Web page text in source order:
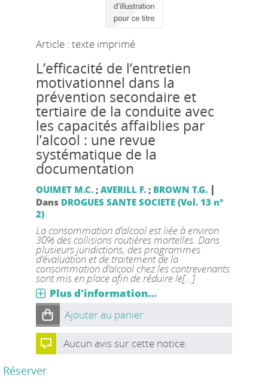
Article : texte imprimé
L’efficacité de l’entretien
motivationnel dans la
prévention secondaire et
tertiaire de la conduite avec
les capacités affaiblies par
l’alcool : une revue
systématique de la
documentation
OUIMET M.C.; AVERILL F.; BROWN T.G. |
Dans DROGUES SANTE SOCIETE (Vol. 13 n°
2)
La consommation d’alcool est liée à environ
30% des collisions routières mortelles. Dans
plusieurs juridictions, des programmes
d’évaluation et de traitement de la
consommation d’alcool chez les contrevenants
sont mis en place afin de réduire le[...]
Plus d'information...
Ajouter au panier
Aucun avis sur cette notice.
Réserver